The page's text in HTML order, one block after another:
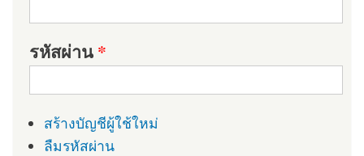
รหัสผ่าน*
สร้างบัญชีผู้ใช้ใหม่
ลืมรหัสผ่าน